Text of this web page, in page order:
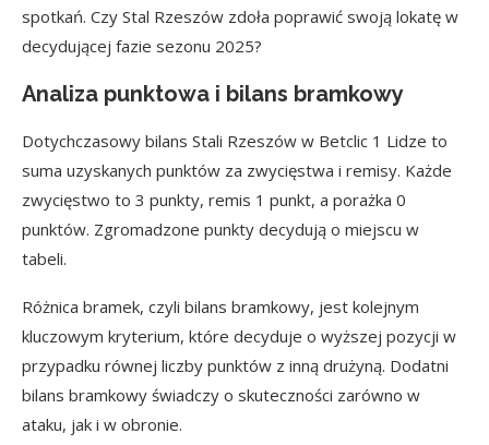
spotkań. Czy Stal Rzeszów zdoła poprawić swoją lokatę w
decydującej fazie sezonu 2025?
Analiza punktowa i bilans bramkowy
Dotychczasowy bilans Stali Rzeszów w Betclic 1 Lidze to
suma uzyskanych punktów za zwycięstwa i remisy. Każde
zwycięstwo to 3 punkty, remis 1 punkt, a porażka 0
punktów. Zgromadzone punkty decydują o miejscu w
tabeli.
Różnica bramek, czyli bilans bramkowy, jest kolejnym
kluczowym kryterium, które decyduje o wyższej pozycji w
przypadku równej liczby punktów z inną drużyną. Dodatni
bilans bramkowy świadczy o skuteczności zarówno w
ataku, jak i w obronie.